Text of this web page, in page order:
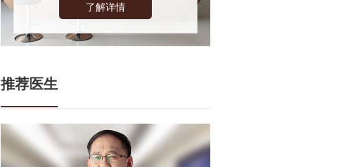
了解详情
推荐医生